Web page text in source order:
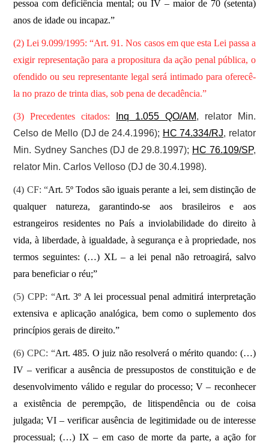
pessoa com deficiência mental; ou IV – maior de 70 (setenta)
anos de idade ou incapaz.”
(2) Lei 9.099/1995: “Art. 91. Nos casos em que esta Lei passa a
exigir representação para a propositura da ação penal pública, o
ofendido ou seu representante legal será intimado para oferecê-
la no prazo de trinta dias, sob pena de decadência.”
(3) Precedentes citados: Inq 1.055 QO/AM, relator Min.
Celso de Mello (DJ de 24.4.1996); HC 74.334/RJ, relator
Min. Sydney Sanches (DJ de 29.8.1997); HC 76.109/SP,
relator Min. Carlos Velloso (DJ de 30.4.1998).
(4) CF: “Art. 5º Todos são iguais perante a lei, sem distinção de
qualquer natureza, garantindo-se aos brasileiros e aos
estrangeiros residentes no País a inviolabilidade do direito à
vida, à liberdade, à igualdade, à segurança e à propriedade, nos
termos seguintes: (…) XL – a lei penal não retroagirá, salvo
para beneficiar o réu;”
(5) CPP: “Art. 3º A lei processual penal admitirá interpretação
extensiva e aplicação analógica, bem como o suplemento dos
princípios gerais de direito.”
(6) CPC: “Art. 485. O juiz não resolverá o mérito quando: (…)
IV – verificar a ausência de pressupostos de constituição e de
desenvolvimento válido e regular do processo; V – reconhecer
a existência de perempção, de litispendência ou de coisa
julgada; VI – verificar ausência de legitimidade ou de interesse
processual; (…) IX – em caso de morte da parte, a ação for